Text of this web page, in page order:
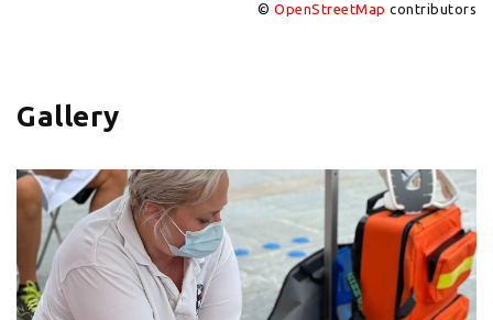
© OpenStreetMap contributors
Gallery